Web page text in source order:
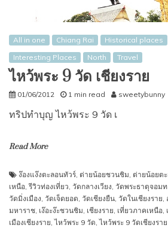
All in one Chiang Rai Historical places
Interesting Places
North Travel
ไหว้พระ 9 วัด เชียงราย
01/06/2012 1 min read sweetybunny
ทริปทำบุญ ไหว้พระ 9 วัด เ
Read More
ง๊องแง๊งตะลอนทัวร์, ต่ายน้อยชวนชิม, ต่ายน้อยต
เหนือ,รีวิวท่องเที่ยว, วัดกลางเวียง, วัดพระธาตุจอมท
วัดมิ่งเมือง, วัดเจ็ดยอด, วัดเชียงยืน, วัดในเชียงราย,
มหาราช, เง๊อะง๊ะชวนชิม, เชียงราย, เที่ยวภาคเหนือ,
เมืองเชียงราย,ไหว้พระ 9 วัด,ไหว้พระ 9 วัดเชียงราย